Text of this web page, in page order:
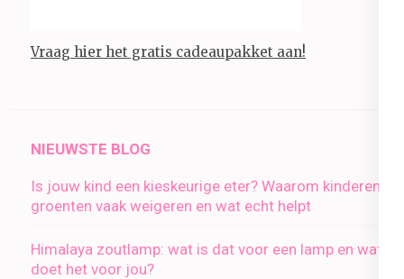
Vraag hier het gratis cadeaupakket aan!
NIEUWSTE BLOG
Is jouw kind een kieskeurige eter? Waarom kinderen
groenten vaak weigeren en wat echt helpt
Himalaya zoutlamp: wat is dat voor een lamp en wat
doet het voor jou?